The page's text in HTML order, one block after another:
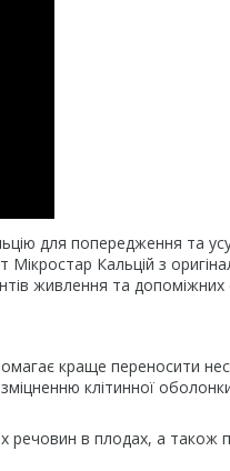
для попередження та
Мікростар Кальцій з
живлення та допоміжних
краще переносити
клітинної
речовин в плодах, а також